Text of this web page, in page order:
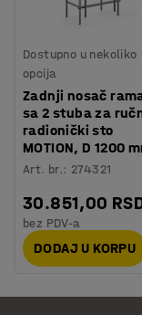
Dostupno u nekoliko
opcija
Zadnji nosač
sa 2 stuba za
radionički sto
MOTION, D 1200
Art. br.: 274321
30.851,00
bez PDV-a
DODAJ U KORPU